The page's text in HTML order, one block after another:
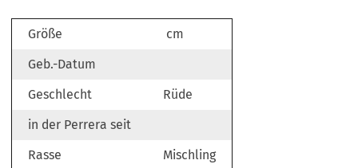
Größe
cm
Geb.-Datum
Geschlecht
Rüde
in der Perrera seit
Rasse
Mischling